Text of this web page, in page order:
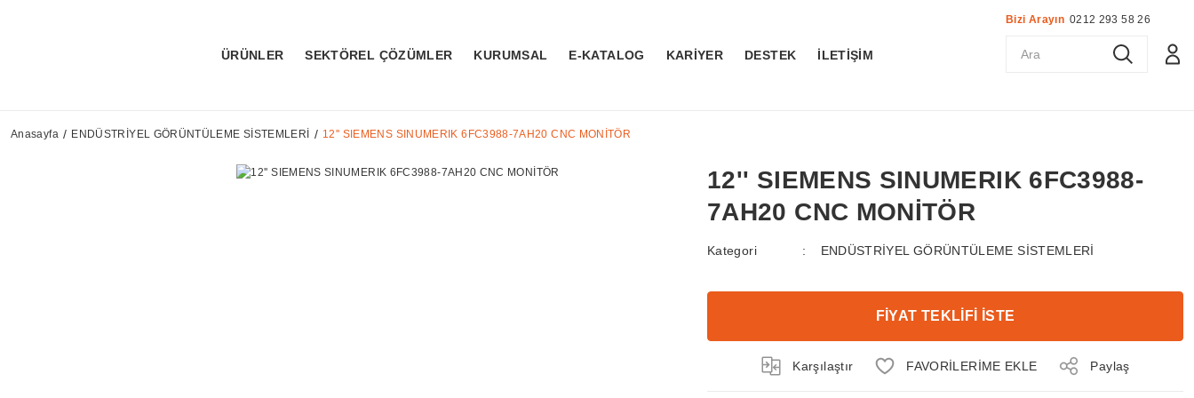
ÜRÜNLER SEKTÖREL ÇÖZÜMLER KURUMSAL E-KATALOG KARİYER DESTEK İLETİŞİM
Bizi Arayın 0212 293 58 26
Anasayfa ENDÜSTRİYEL GÖRÜNTÜLEME SİSTEMLERİ 12'' SIEMENS SINUMERIK 6FC3988-7AH20 CNC MONİTÖR
12'' SIEMENS SINUMERIK 6FC3988-
7AH20 CNC MONİTÖR
Kategori ENDÜSTRİYEL GÖRÜNTÜLEME SİSTEMLERİ
FİYAT TEKLİFİ İSTE
Karşılaştır Paylaş